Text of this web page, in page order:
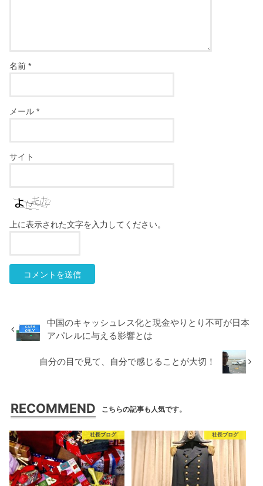
名前*
メール*
サイト
上に表示された文字を入力してください。
中国のキャッシュレス化と現金やりとり不可が日本
アパレルに与える影響とは
自分の目で見て、自分で感じることが大切！
RECOMMEND こちらの記事も人気です。
社長ブログ 社長ブログ